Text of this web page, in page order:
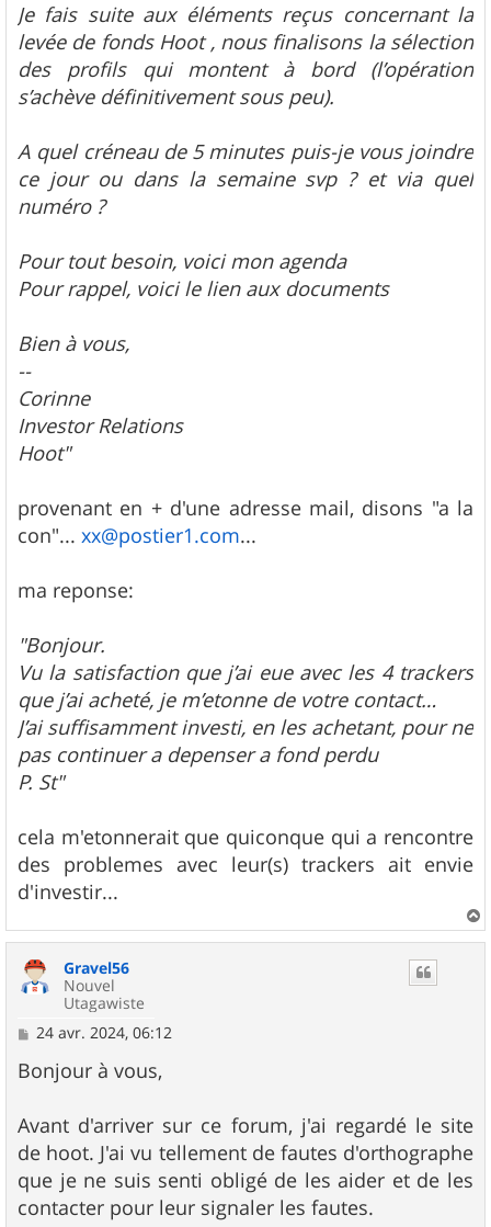
Je fais suite aux éléments reçus concernant la
levée de fonds Hoot , nous finalisons la sélection
des profils qui montent à bord (l’opération
s’achève définitivement sous peu).
A quel créneau de 5 minutes puis-je vous joindre
ce jour ou dans la semaine svp ? et via quel
numéro ?
Pour tout besoin, voici mon agenda
Pour rappel, voici le lien aux documents
Bien à vous,
--
Corinne
Investor Relations
Hoot"
provenant en + d'une adresse mail, disons "a la
con"... xx@postier1.com...
ma reponse:
"Bonjour.
Vu la satisfaction que j’ai eue avec les 4 trackers
que j’ai acheté, je m’etonne de votre contact…
J’ai suffisamment investi, en les achetant, pour ne
pas continuer a depenser a fond perdu
P. St"
cela m'etonnerait que quiconque qui a rencontre
des problemes avec leur(s) trackers ait envie
d'investir...
a
Gravel56
Nouvel
Utagawiste
M
s
s
g
e
24 avr. 2024, 06:12
Bonjour à vous,
Avant d'arriver sur ce forum, j'ai regardé le site
de hoot. J'ai vu tellement de fautes d'orthographe
que je ne suis senti obligé de les aider et de les
contacter pour leur signaler les fautes.